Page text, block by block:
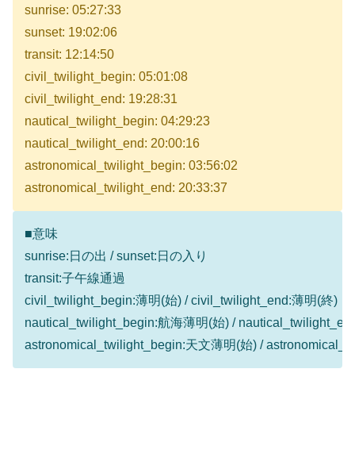
sunrise: 05:27:33
sunset: 19:02:06
transit: 12:14:50
civil_twilight_begin: 05:01:08
civil_twilight_end: 19:28:31
nautical_twilight_begin: 04:29:23
nautical_twilight_end: 20:00:16
astronomical_twilight_begin: 03:56:02
astronomical_twilight_end: 20:33:37
■意味
sunrise:日の出 / sunset:日の入り
transit:子午線通過
civil_twilight_begin:薄明(始) / civil_twilight_end:薄明(終)
nautical_twilight_begin:航海薄明(始) /
astronomical_twilight_begin:天文薄明(始) /